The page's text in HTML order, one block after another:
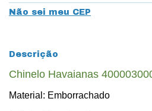
Não sei meu CEP
Descrição
Chinelo Havaianas
Material: Emborrachado